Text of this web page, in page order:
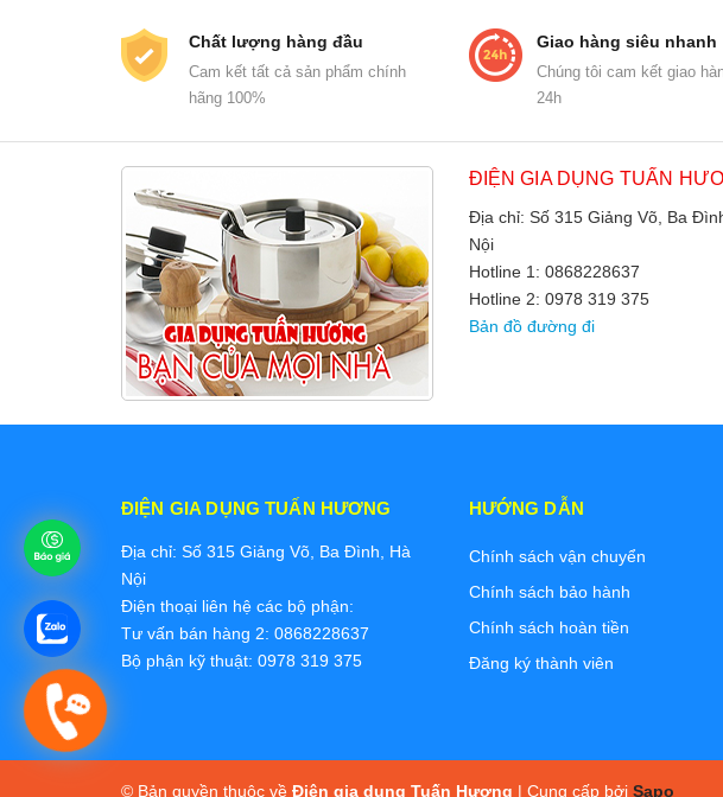
Chất lượng hàng đầu
Cam kết tất cả sản phẩm chính
hãng 100%
Giao hàng siêu nhanh
Chúng tôi cam kết giao
24h
ĐIỆN GIA DỤNG TUẤN
Địa chỉ: Số 315 Giảng Võ, Ba
Nội
Hotline 1: 0868228637
Hotline 2: 0978 319 375
Bản đồ đường đi
ĐIỆN GIA DỤNG TUẤN HƯƠNG
Địa chỉ: Số 315 Giảng Võ, Ba Đình, Hà
Nội
Điện thoại liên hệ các bộ phận:
Tư vấn bán hàng 2: 0868228637
Bộ phận kỹ thuật: 0978 319 375
HƯỚNG DẪN
Chính sách vận chuyển
Chính sách bảo hành
Chính sách hoàn tiền
Đăng ký thành viên
© Bản quyền thuộc về Điện gia dụng Tuấn Hương | Cung cấp bởi Sapo